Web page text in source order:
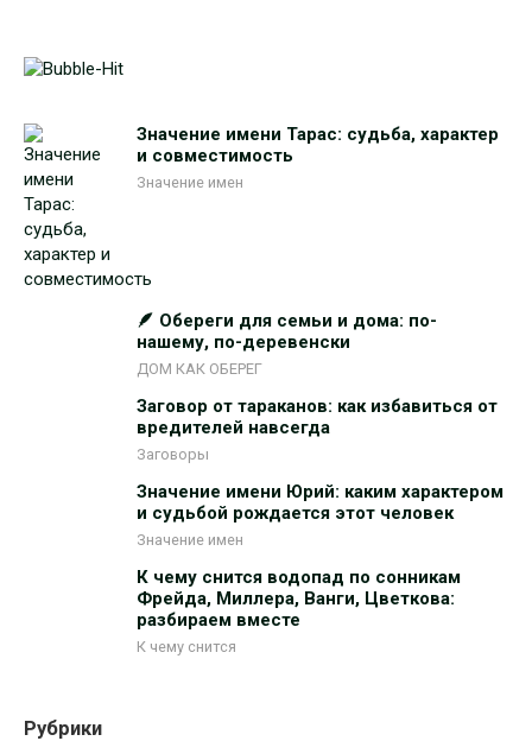
Значение имени Тарас: судьба, характер
и совместимость
Значение имен
🪶 Обереги для семьи и дома: по-
нашему, по-деревенски
ДОМ КАК ОБЕРЕГ
Заговор от тараканов: как избавиться от
вредителей навсегда
Заговоры
Значение имени Юрий: каким характером
и судьбой рождается этот человек
Значение имен
К чему снится водопад по сонникам
Фрейда, Миллера, Ванги, Цветкова:
разбираем вместе
К чему снится
Рубрики